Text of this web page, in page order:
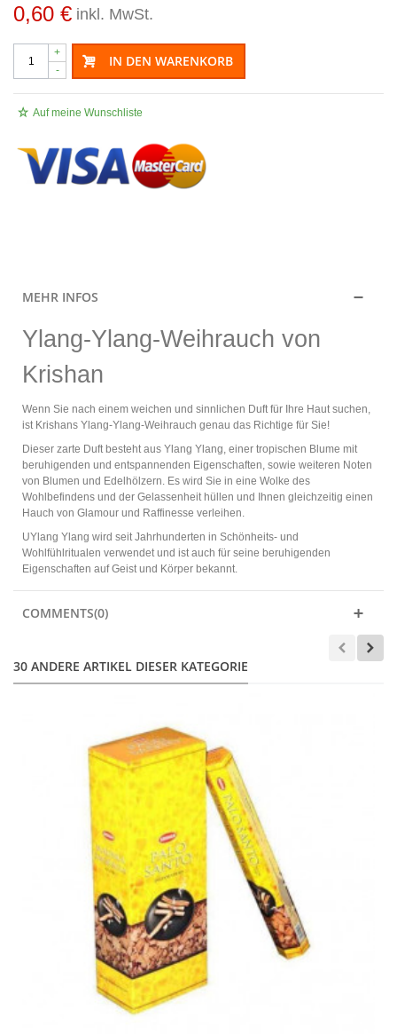
0,60 € inkl. MwSt.
-
+ IN DEN WARENKORB
Auf meine Wunschliste
MEHR INFOS
Ylang-Ylang-Weihrauch von
Krishan
Wenn Sie nach einem weichen und sinnlichen Duft für Ihre Haut suchen,
ist Krishans Ylang-Ylang-Weihrauch genau das Richtige für Sie!
Dieser zarte Duft besteht aus Ylang Ylang, einer tropischen Blume mit
beruhigenden und entspannenden Eigenschaften, sowie weiteren Noten
von Blumen und Edelhölzern. Es wird Sie in eine Wolke des
Wohlbefindens und der Gelassenheit hüllen und Ihnen gleichzeitig einen
Hauch von Glamour und Raffinesse verleihen.
UYlang Ylang wird seit Jahrhunderten in Schönheits- und
Wohlfühlritualen verwendet und ist auch für seine beruhigenden
Eigenschaften auf Geist und Körper bekannt.
COMMENTS(0)
30 ANDERE ARTIKEL DIESER KATEGORIE